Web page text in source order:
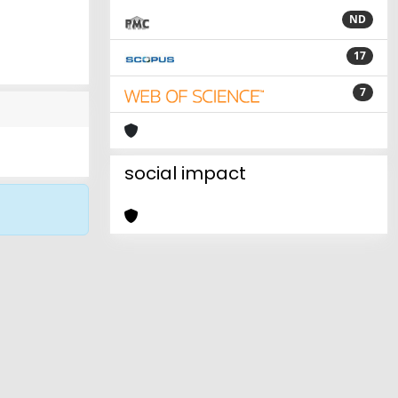
ND
17
7
social impact